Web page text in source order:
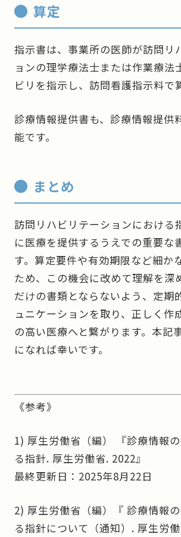
算定
指示書は、事業所の医師が訪問リ
ョンの理学療法士または作業療法
ビリを指示し、訪問看護指示料で
診療情報提供書も、診療情報提供
能です。
まとめ
訪問リハビリテーションにおける
に医療を提供するうえでの重要な
す。算定要件や有効期限など細か
ため、この機会に改めて理解を深
だけの書類とならないよう、定期
ュニケーションを取り、正しく作
の高い医療へと繋がります。本記
になれば幸いです。
《参考》
1) 厚生労働省（編）
『診療情報
る指針. 厚生労働省. 2022』
最終更新日：2025年8月22日
2) 厚生労働省（編）
『 診療情報
る指針について（通知）. 厚生労働